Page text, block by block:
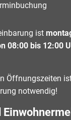
ist
08:00 bis 12:00
Öffnungszeiten
notwendig!